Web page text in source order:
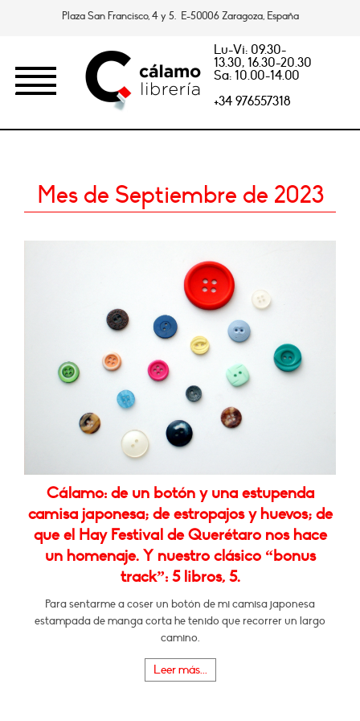
Plaza San Francisco, 4 y 5. E-50006 Zaragoza, España
Lu-Vi: 09.30-
13.30, 16.30-20.30
Sa: 10.00-14.00
+34 976557318
Mes de Septiembre de 2023
Cálamo: de un botón y una estupenda
camisa japonesa; de estropajos y huevos; de
que el Hay Festival de Querétaro nos hace
un homenaje. Y nuestro clásico “bonus
track”: 5 libros, 5.
Para sentarme a coser un botón de mi camisa japonesa
estampada de manga corta he tenido que recorrer un largo
camino.
Leer más...